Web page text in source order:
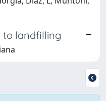
to landfilling